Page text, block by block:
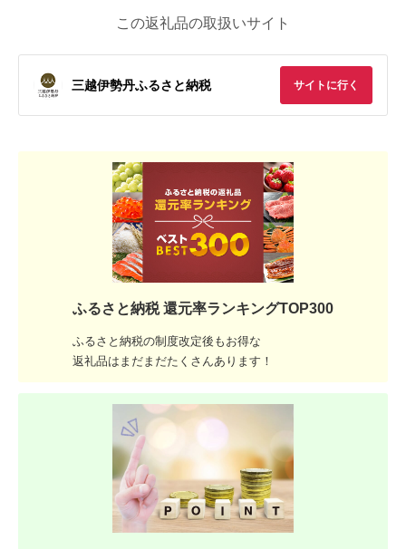
この返礼品の取扱いサイト
三越伊勢丹ふるさと納税 サイトに行く
ふるさと納税 還元率ランキングTOP300
ふるさと納税の制度改定後もお得な
返礼品はまだまだたくさんあります！